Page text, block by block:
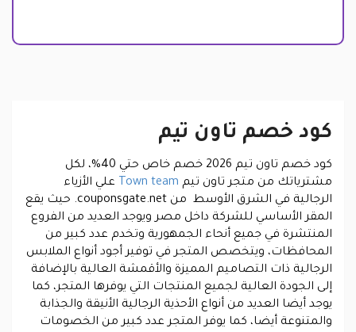
كود خصم تاون تيم
كود خصم تاون تيم 2026 خصم خاص حتي 40%، لكل
مشترياتك من متجر تاون تيم Town team علي الأزياء
الرجالية في الشرق الأوسط من couponsgate.net. حيث يقع
المقر الأساسي للشركة داخل مصر ويوجد العديد من الفروع
المنتشرة في جميع أنحاء الجمهورية وتخدم عدد كبير من
المحافظات، ويتخصص المتجر في توفير أجود أنواع الملابس
الرجالية ذات التصاميم المميزة والأقمشة العالية بالإضافة
إلى الجودة العالية لجميع المنتجات التي يوفرها المتجر، كما
يوجد أيضا العديد من أنواع الأحذية الرجالية الأنيقة والجذابة
والمتنوعة أيضا، كما يوفر المتجر عدد كبير من الخصومات